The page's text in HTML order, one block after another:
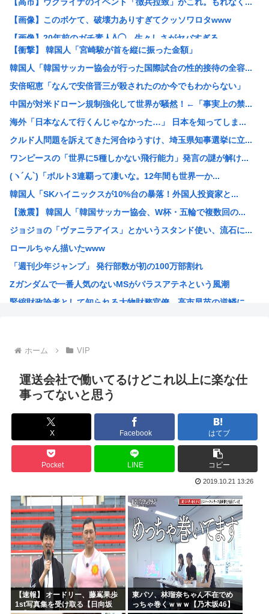
【高市】ウクライナのイベント「徴兵拉致」がこれ。もれなく...
【画像】このボケて、破壊力ありすぎてクッソワロタwww
【画像】20年前のガチ素人Å◯、生々しさがヤバすぎる
東海汽船の当直が飲酒ｗｗｗやっちまったなｗｗｗ事業停止ま...
早朝「ピンポーン」田舎の38歳おっさん「はい」警察「お前...
すまん、「プライベート・ライアン」とかいう大昔の戦争映画...
【衝撃】手術中に熊本地震が直撃した結果www(※動画あり...
【描込】なんだよこの漫画ｗｗｗ【注意】
【衝撃】 中国製ルーター20機種にバックドア発見！ ネッ...
【画像】マジで復活して欲しいAV女優www
【画像】仙台育英初の女子野球部員・星よつはがガチで可愛す...
【悲報】結婚して2年目の奥さんが風俗経験者だと判明
【最新版】日本の都市の都会度ランキングがこちらwww
ダイソーの220円のUSBケーブルが3ヶ月でダメになった...
【警告】ADHDグレーと診断された子供たち、高確率で『こ...
【画像】どえらい乳のJSが発見される
中国外務省、広島原爆投下に関して「同情を得ようと核被害者...
【衝撃】 韓国人「宮崎駿が首を縦に振った金額」
韓国人「韓国サッカー協会が行った国際試合の性的接待の全容...
安倍昭恵「なんで安倍晋三が殺されたのか今でもわからない」
中国が対米ドローン規制強化して世界が騒然！←「事実上の禁...
海外「日本なんて行くんじゃなかった…」 日本を知ってしま...
クルド人問題を訴えてきた河合ゆうすけ、埼玉県知事選挙に立...
ワンピースの「世界に5種しかない飛行能力」発言の謎が解け...
(ヽ´ん`)「ボルト3連覇って凄いな。12年間も世界一か...
韓国人「SKハイニックスが10%台の暴落！外国人投資家と...
【激震】 韓国人「韓国サッカー協会、W杯・五輪で複数回の...
ジョジョの「ヴァニラアイス」とかいうスタンド使い、流石に...
ロールちゃん描いたwww
「週刊少年ジャンプ」 発行部数が初の100万部割れ
Zガンダムで一番人気のないMSがパラスアテネという風潮
緊縮財政論者として知られる大物財務官僚、高市早苗の逆鱗に...
熊本地震避難所で高市早苗の態度が非常に良いと話題
露悪系アニメ、定義がよくわからなくなる
高市早苗「消費税減税の財源は今から考える」
部落民のことお前らの地域ってなんて言ってた？
中国大使館に侵入した自衛官（24）、動機を告白「中国の強...
海外「ディズニーがゴミのようだ！」日本がアニメ化した米人...
韓国人「韓国サッカー協会W杯予選で外国人審判に性接待した...
「味方のふりをしてたが、実は敵のスパイだったキャラ」 何...
みいちゃん作者、お気持ち表明ツイートから1週間沈黙www
高市総書記に逆らった財務官僚、左遷されるwww
ヒロアカ見たらまじで好きになったんやが
ホーム VIP
運送会社で働いてるけどこれ以上に楽な仕
事ってないと思う
X Facebook はてブ
Pocket LINE コピー
2019.10.21 13:26
【速報】 オードリー、藤嶌果歩
1st写真集を受け取る【日向坂
東パソ、林瑠奈ちゃん不在でめ
っちゃ巻くｗｗｗ【乃木坂46】